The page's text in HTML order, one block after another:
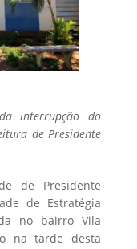
interrupção do
de Presidente
de Presidente
de Estratégia
no bairro Vila
na tarde desta